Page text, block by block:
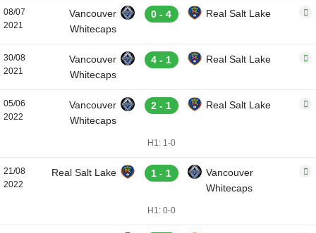
08/07
2021
Vancouver
Whitecaps
0 - 4 Real Salt Lake
30/08
2021
Vancouver
Whitecaps
4 - 1 Real Salt Lake
05/06
2022
Vancouver
Whitecaps
2 - 1 Real Salt Lake
H1: 1-0
21/08
2022
Real Salt Lake 1 - 1
Vancouver
Whitecaps
H1: 0-0